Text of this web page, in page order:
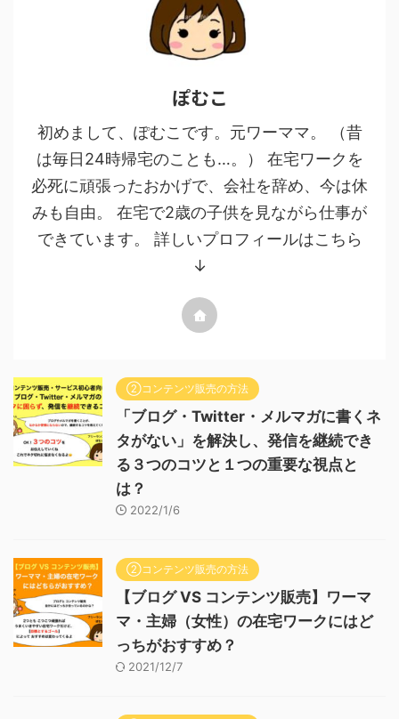
ぽむこ
初めまして、ぽむこです。元ワーママ。 （昔
は毎日24時帰宅のことも…。） 在宅ワークを
必死に頑張ったおかげで、会社を辞め、今は休
みも自由。 在宅で2歳の子供を見ながら仕事が
できています。 詳しいプロフィールはこちら
↓
②コンテンツ販売の方法
「ブログ・Twitter・メルマガに書くネ
タがない」を解決し、発信を継続でき
る３つのコツと１つの重要な視点と
は？
2022/1/6
②コンテンツ販売の方法
【ブログ VS コンテンツ販売】ワーマ
マ・主婦（女性）の在宅ワークにはど
っちがおすすめ？
2021/12/7